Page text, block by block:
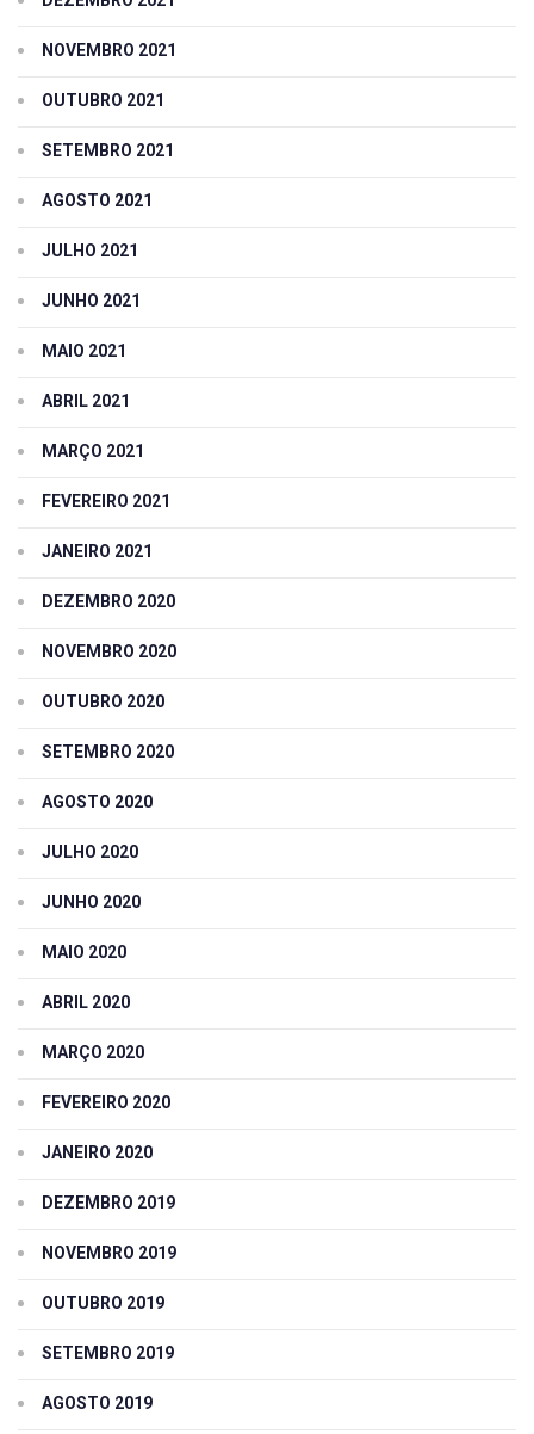
NOVEMBRO 2021
OUTUBRO 2021
SETEMBRO 2021
AGOSTO 2021
JULHO 2021
JUNHO 2021
MAIO 2021
ABRIL 2021
MARÇO 2021
FEVEREIRO 2021
JANEIRO 2021
DEZEMBRO 2020
NOVEMBRO 2020
OUTUBRO 2020
SETEMBRO 2020
AGOSTO 2020
JULHO 2020
JUNHO 2020
MAIO 2020
ABRIL 2020
MARÇO 2020
FEVEREIRO 2020
JANEIRO 2020
DEZEMBRO 2019
NOVEMBRO 2019
OUTUBRO 2019
SETEMBRO 2019
AGOSTO 2019